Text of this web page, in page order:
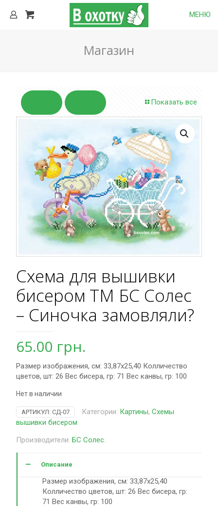
МЕНЮ
Магазин
Показать все
Схема для вышивки
бисером ТМ БС Солес
– Синочка замовляли?
65.00 грн.
Размер изображения, см: 33,87х25,40 Колличество
цветов, шт: 26 Вес бисера, гр: 71 Вес канвы, гр: 100
Нет в наличии
АРТИКУЛ: СД-07 Категории: Картины, Схемы
вышивки бисером
Производители: БС Солес
Описание
Размер изображения, см: 33,87х25,40
Колличество цветов, шт: 26 Вес бисера, гр:
71 Вес канвы, гр: 100